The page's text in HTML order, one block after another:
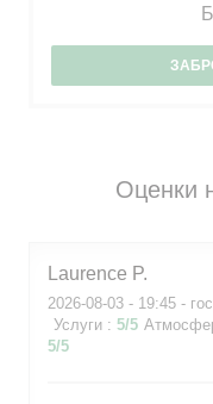
Оценки
Laurence P
2026-08-03 - 19:45 -
Услуги : 5/5
5/5